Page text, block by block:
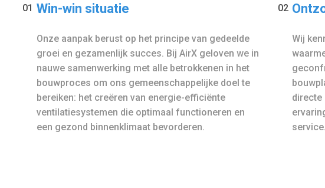
01 Win-win situatie
Onze aanpak berust op het principe van gedeelde
groei en gezamenlijk succes. Bij AirX geloven we in
nauwe samenwerking met alle betrokkenen in het
bouwproces om ons gemeenschappelijke doel te
bereiken: het creëren van energie-efficiënte
ventilatiesystemen die optimaal functioneren en
een gezond binnenklimaat bevorderen.
02
Wij
directe
service.